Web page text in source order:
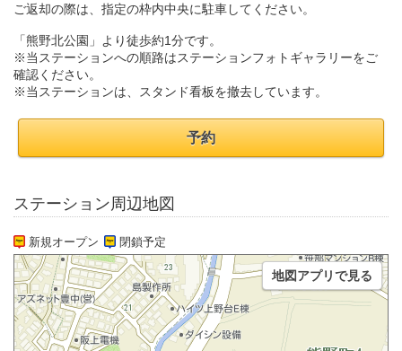
ご返却の際は、指定の枠内中央に駐車してください。
「熊野北公園」より徒歩約1分です。
※当ステーションへの順路はステーションフォトギャラリーをご
確認ください。
※当ステーションは、スタンド看板を撤去しています。
予約
ステーション周辺地図
新規オープン 閉鎖予定
地図アプリで見る